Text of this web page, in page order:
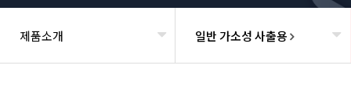
제품소개 일반 가소성 사출용